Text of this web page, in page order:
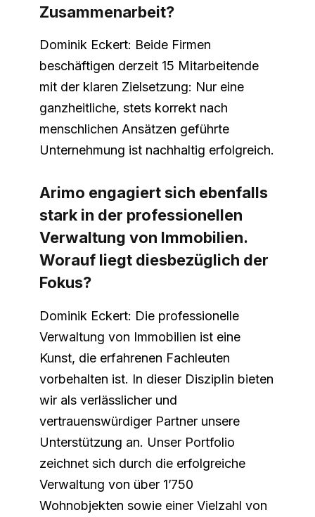
Zusammenarbeit?
Dominik Eckert: Beide Firmen
beschäftigen derzeit 15 Mitarbeitende
mit der klaren Zielsetzung: Nur eine
ganzheitliche, stets korrekt nach
menschlichen Ansätzen geführte
Unternehmung ist nachhaltig erfolgreich.
Arimo engagiert sich ebenfalls
stark in der professionellen
Verwaltung von Immobilien.
Worauf liegt diesbezüglich der
Fokus?
Dominik Eckert: Die professionelle
Verwaltung von Immobilien ist eine
Kunst, die erfahrenen Fachleuten
vorbehalten ist. In dieser Disziplin bieten
wir als verlässlicher und
vertrauenswürdiger Partner unsere
Unterstützung an. Unser Portfolio
zeichnet sich durch die erfolgreiche
Verwaltung von über 1’750
Wohnobjekten sowie einer Vielzahl von